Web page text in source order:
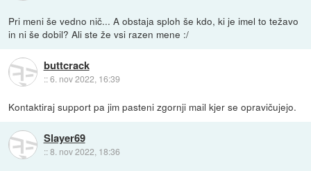
Pri meni še vedno nič... A obstaja sploh še kdo, ki je imel to težavo
in ni še dobil? Ali ste že vsi razen mene :/
buttcrack
::6. nov 2022, 16:39
Kontaktiraj support pa jim pasteni zgornji mail kjer se opravičujejo.
Slayer69
::8. nov 2022, 18:36